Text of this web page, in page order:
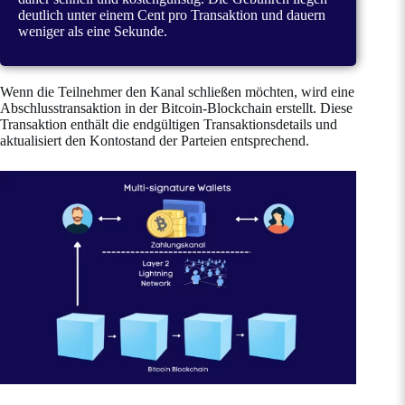
deutlich unter einem Cent pro Transaktion und dauern
weniger als eine Sekunde.
Wenn die Teilnehmer den Kanal schließen möchten, wird eine
Abschlusstransaktion in der Bitcoin-Blockchain erstellt. Diese
Transaktion enthält die endgültigen Transaktionsdetails und
aktualisiert den Kontostand der Parteien entsprechend.